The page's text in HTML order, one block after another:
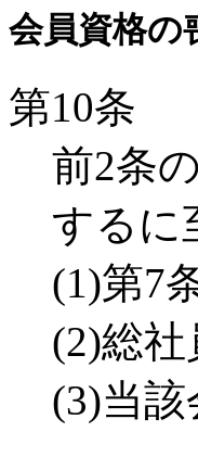
会員資格の
第10条
前2条
するに
(1)第7
(2)総
(3)当